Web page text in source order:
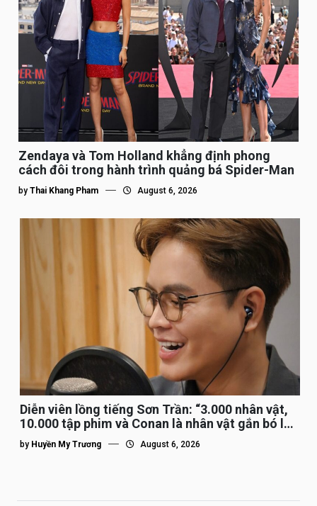
Zendaya và Tom Holland khẳng định phong
cách đôi trong hành trình quảng bá Spider-Man
by Thai Khang Pham August 6, 2026
Diễn viên lồng tiếng Sơn Trần: “3.000 nhân vật,
10.000 tập phim và Conan là nhân vật gắn bó lâu
nhất”
by Huyền My Trương August 6, 2026